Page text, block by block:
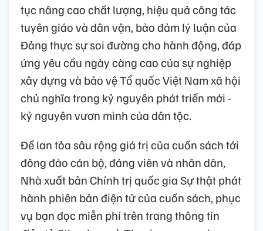
tục nâng cao chất lượng, hiệu quả công tác
tuyên giáo và dân vận, bảo đảm lý luận của
Đảng thực sự soi đường cho hành động, đáp
ứng yêu cầu ngày càng cao của sự nghiệp
xây dựng và bảo vệ Tổ quốc Việt Nam xã hội
chủ nghĩa trong kỷ nguyên phát triển mới -
kỷ nguyên vươn mình của dân tộc.
Để lan tỏa sâu rộng giá trị của cuốn sách tới
đông đảo cán bộ, đảng viên và nhân dân,
Nhà xuất bản Chính trị quốc gia Sự thật phát
hành phiên bản điện tử của cuốn sách, phục
vụ bạn đọc miễn phí trên trang thông tin